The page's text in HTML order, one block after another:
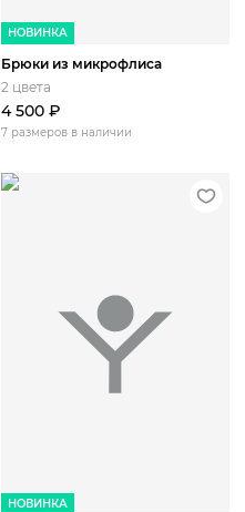
НОВИНКА
Брюки из микрофлиса
2 цвета
4 500 ₽
7 размеров в наличии
НОВИНКА